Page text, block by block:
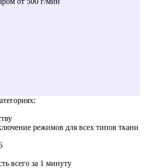
режимов для всех типов ткани
всего за 1 минуту